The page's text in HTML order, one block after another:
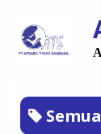
Semua